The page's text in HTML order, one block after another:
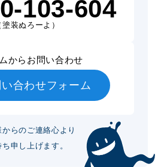
103-604
塗装ぬろーよ）
からお問い合わせ
合わせフォーム
からのご連絡心より
ち申し上げます。